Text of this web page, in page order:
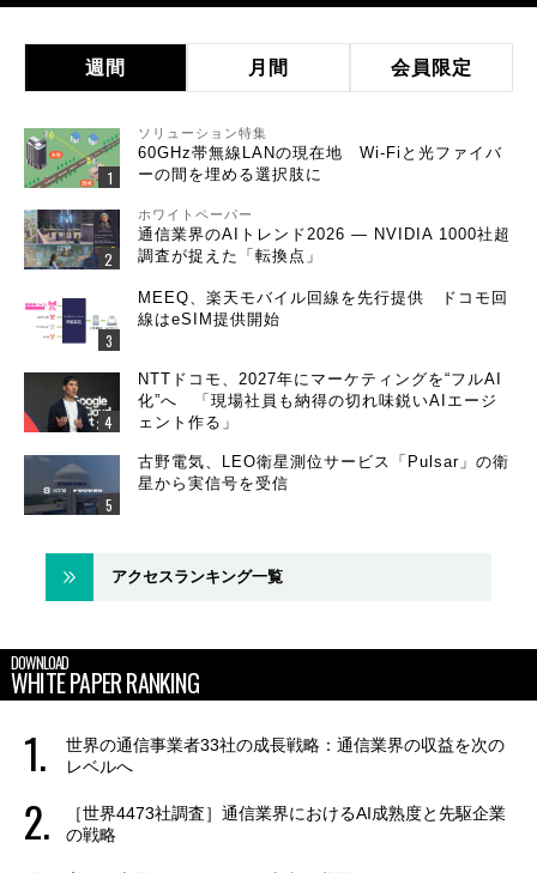
週間 月間 会員限定
ソリューション特集
60GHz帯無線LANの現在地 Wi-Fiと光ファイバ
ーの間を埋める選択肢に
ホワイトペーパー
通信業界のAIトレンド2026 ― NVIDIA 1000社超
調査が捉えた「転換点」
MEEQ、楽天モバイル回線を先行提供 ドコモ回
線はeSIM提供開始
NTTドコモ、2027年にマーケティングを“フルAI
化”へ 「現場社員も納得の切れ味鋭いAIエージ
ェント作る」
古野電気、LEO衛星測位サービス「Pulsar」の衛
星から実信号を受信
アクセスランキング一覧
DOWNLOAD
WHITE PAPER RANKING
世界の通信事業者33社の成長戦略：通信業界の収益を次の
レベルへ
［世界4473社調査］通信業界におけるAI成熟度と先駆企業
の戦略